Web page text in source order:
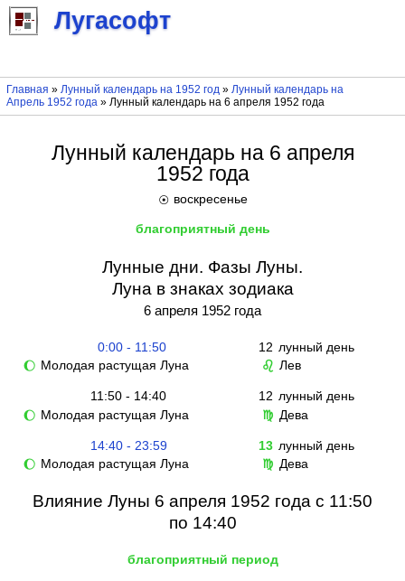
Лугасофт
Главная » Лунный календарь на 1952 год» Лунный календарь на
Апрель 1952 года» Лунный календарь на 6 апреля 1952 года
Лунный календарь на 6 апреля
1952 года
☉ воскресенье
благоприятный день
Лунные дни. Фазы Луны.
Луна в знаках зодиака
6 апреля 1952 года
0:00 - 11:50 12 лунный день
🌔 Молодая растущая Луна ♌ Лев
11:50 - 14:40 12 лунный день
🌔 Молодая растущая Луна ♍ Дева
14:40 - 23:59 13 лунный день
🌔 Молодая растущая Луна ♍ Дева
Влияние Луны 6 апреля 1952 года с 11:50
по 14:40
благоприятный период